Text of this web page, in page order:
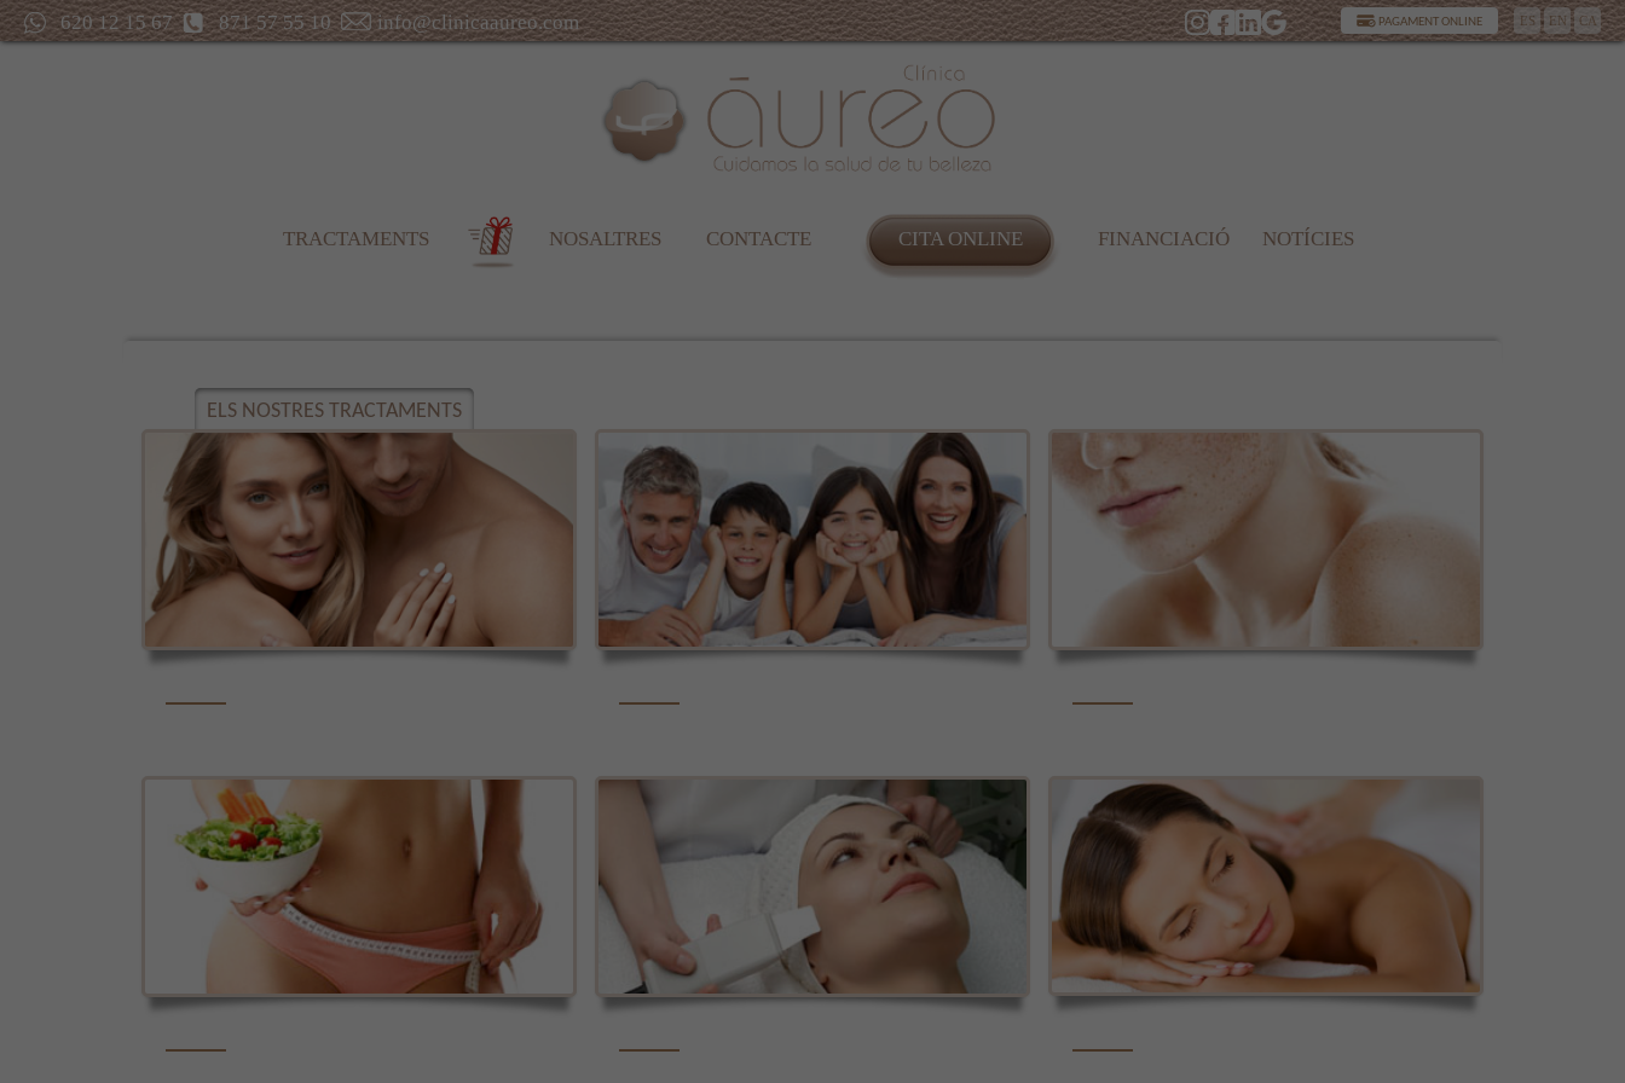
620 12 15 67 871 57 55 10 info@clinicaaureo.com PAGAMENT ONLINE ES EN CA
TRACTAMENTS NOSALTRES CONTACTE CITA ONLINE FINANCIACIÓ NOTÍCIES
ELS NOSTRES TRACTAMENTS